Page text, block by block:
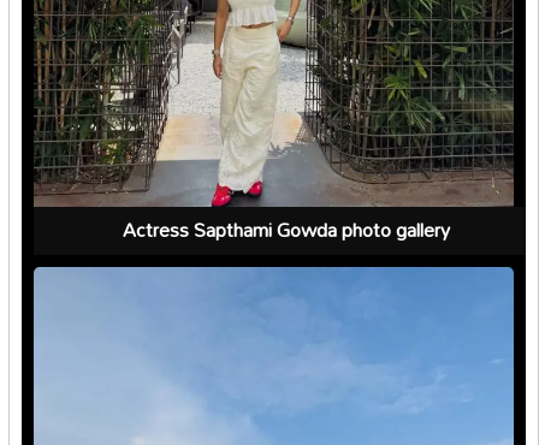
Actress Sapthami Gowda photo gallery